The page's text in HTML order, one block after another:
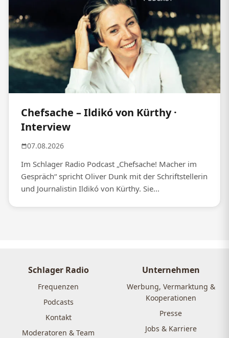
Chefsache – Ildikó von Kürthy ·
Interview
07.08.2026
Im Schlager Radio Podcast „Chefsache! Macher im
Gespräch“ spricht Oliver Dunk mit der Schriftstellerin
und Journalistin Ildikó von Kürthy. Sie...
Schlager Radio
Frequenzen
Podcasts
Kontakt
Moderatoren & Team
Unternehmen
Werbung, Vermarktung &
Kooperationen
Presse
Jobs & Karriere